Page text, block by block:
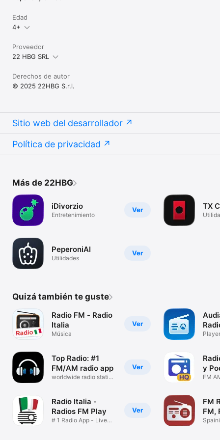
Edad
4+
Proveedor
22 HBG SRL
Derechos de autor
© 2025 22HBG S.r.l.
Sitio web del desarrollador
Política de privacidad
Más de 22HBG
Ver
iDivorzio
Entretenimiento
Ver
PeperoniAI
Utilidades
TX
Quizá también te guste
Ver
Radio FM - Radio
Italia
Música
Ver
Top Radio: #1
FM/AM radio app
worldwide radio station
Ver
Radio Italia -
Radios FM Play
# 1 Radio App - Live
y
FM
FM
FM,